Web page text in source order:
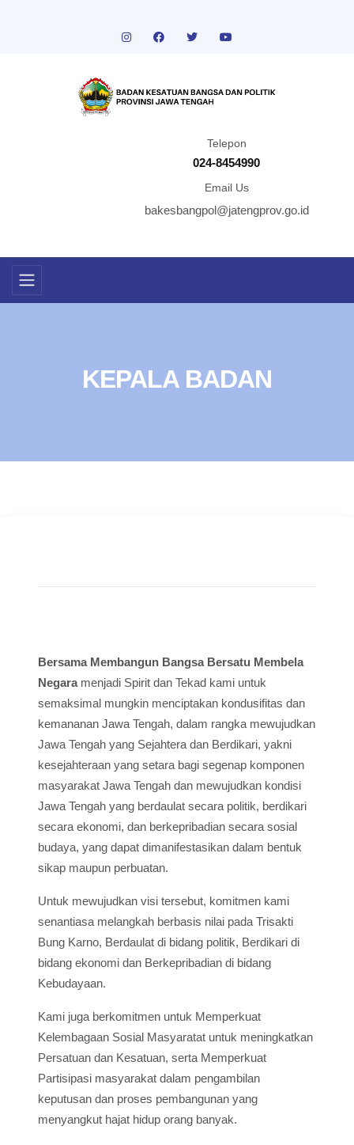
Telepon
024-8454990
Email Us
bakesbangpol@jatengprov.go.id
KEPALA BADAN
Bersama Membangun Bangsa Bersatu Membela
Negaramenjadi Spirit dan Tekad kami untuk
semaksimal mungkin menciptakan kondusifitas dan
kemananan Jawa Tengah, dalam rangka mewujudkan
Jawa Tengah yang Sejahtera dan Berdikari, yakni
kesejahteraan yang setara bagi segenap komponen
masyarakat Jawa Tengah dan mewujudkan kondisi
Jawa Tengah yang berdaulat secara politik, berdikari
secara ekonomi, dan berkepribadian secara sosial
budaya, yang dapat dimanifestasikan dalam bentuk
sikap maupun perbuatan.
Untuk mewujudkan visi tersebut, komitmen kami
senantiasa melangkah berbasis nilai pada Trisakti
Bung Karno, Berdaulat di bidang politik, Berdikari di
bidang ekonomi dan Berkepribadian di bidang
Kebudayaan.
Kami juga berkomitmen untuk Memperkuat
Kelembagaan Sosial Masyaratat untuk meningkatkan
Persatuan dan Kesatuan, serta Memperkuat
Partisipasi masyarakat dalam pengambilan
keputusan dan proses pembangunan yang
menyangkut hajat hidup orang banyak.